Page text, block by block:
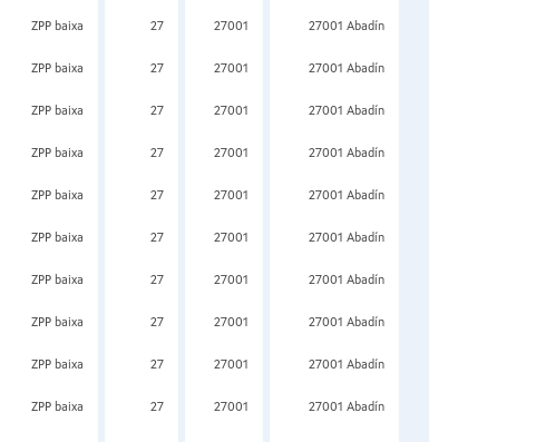
ZPP baixa 27 27001 27001 Abadín
ZPP baixa 27 27001 27001 Abadín
ZPP baixa 27 27001 27001 Abadín
ZPP baixa 27 27001 27001 Abadín
ZPP baixa 27 27001 27001 Abadín
ZPP baixa 27 27001 27001 Abadín
ZPP baixa 27 27001 27001 Abadín
ZPP baixa 27 27001 27001 Abadín
ZPP baixa 27 27001 27001 Abadín
ZPP baixa 27 27001 27001 Abadín